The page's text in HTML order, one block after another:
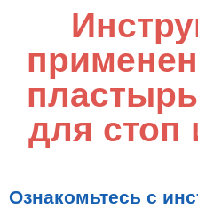
для стоп
Ознакомьтесь с